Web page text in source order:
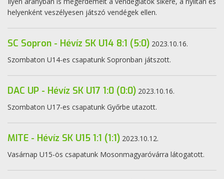
helyenként veszélyesen játszó vendégek ellen.
SC Sopron - Hévíz SK U14 8:1 (5:0) 2023.10.16.
Szombaton U14-es csapatunk Sopronban játszott.
DAC UP - Hévíz SK U17 1:0 (0:0) 2023.10.16.
Szombaton U17-es csapatunk Győrbe utazott.
MITE - Hévíz SK U15 1:1 (1:1) 2023.10.12.
Vasárnap U15-ös csapatunk Mosonmagyaróvárra látogatott.